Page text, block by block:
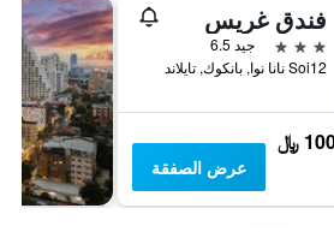
فندق غريس
3 نجوم
جيد 6.5
Soi12 نانا نوا, بانكوك, تايلاند
﷼
عرض الصفقة